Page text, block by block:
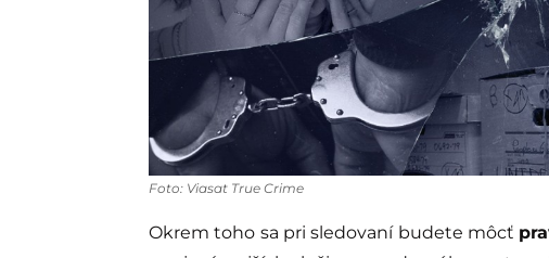
Foto: Viasat True Crime
Okrem toho sa pri sledovaní budete môcť